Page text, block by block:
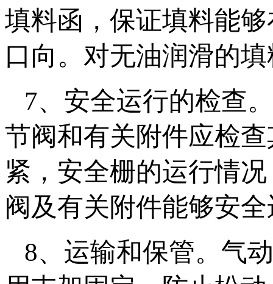
填料函，保证填料能
口向。对无油润滑的
7、安全运行的检查
节阀和有关附件应检
紧，安全栅的运行情
阀及有关附件能够安
8、运输和保管。气